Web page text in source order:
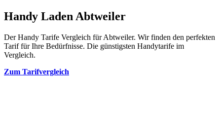
Handy Laden Abtweiler
Der Handy Tarife Vergleich für Abtweiler. Wir finden den perfekten
Tarif für Ihre Bedürfnisse. Die günstigsten Handytarife im
Vergleich.
Zum Tarifvergleich